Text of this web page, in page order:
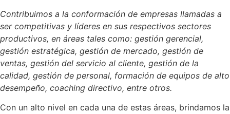
Contribuimos a la conformación de empresas llamadas a
ser competitivas y líderes en sus respectivos sectores
productivos, en áreas tales como: gestión gerencial,
gestión estratégica, gestión de mercado, gestión de
ventas, gestión del servicio al cliente, gestión de la
calidad, gestión de personal, formación de equipos de alto
desempeño, coaching directivo, entre otros.
Con un alto nivel en cada una de estas áreas, brindamos la